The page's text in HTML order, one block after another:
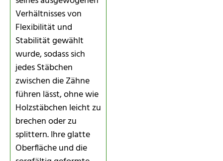
Verhältnisses von
Flexibilität und
Stabilität gewählt
wurde, sodass sich
jedes Stäbchen
zwischen die Zähne
führen lässt, ohne wie
Holzstäbchen leicht zu
brechen oder zu
splittern. Ihre glatte
Oberfläche und die